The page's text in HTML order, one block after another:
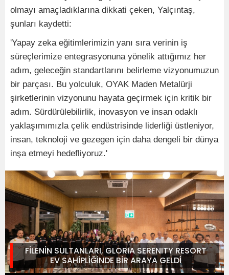
olmayı amaçladıklarına dikkati çeken, Yalçıntaş,
şunları kaydetti:
'Yapay zeka eğitimlerimizin yanı sıra verinin iş
süreçlerimize entegrasyonuna yönelik attığımız her
adım, geleceğin standartlarını belirleme vizyonumuzun
bir parçası. Bu yolculuk, OYAK Maden Metalürji
şirketlerinin vizyonunu hayata geçirmek için kritik bir
adım. Sürdürülebilirlik, inovasyon ve insan odaklı
yaklaşımımızla çelik endüstrisinde liderliği üstleniyor,
insan, teknoloji ve gezegen için daha dengeli bir dünya
inşa etmeyi hedefliyoruz.'
FİLENİN SULTANLARI, GLORIA SERENITY RESORT
EV SAHİPLİĞİNDE BİR ARAYA GELDİ